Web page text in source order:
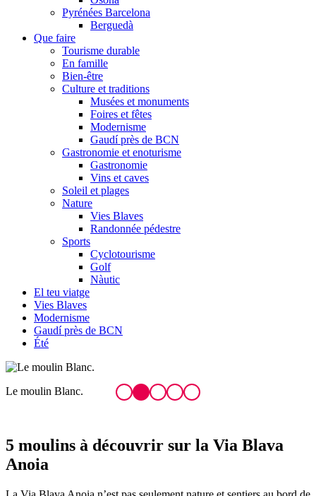
Pyrénées Barcelona
Berguedà
Que faire
Tourisme durable
En famille
Bien-être
Culture et traditions
Musées et monuments
Foires et fêtes
Modernisme
Gaudí près de BCN
Gastronomie et enoturisme
Gastronomie
Vins et caves
Soleil et plages
Nature
Vies Blaves
Randonnée pédestre
Sports
Cyclotourisme
Golf
Nàutic
El teu viatge
Vies Blaves
Modernisme
Gaudí près de BCN
Été
Le moulin des Moletons.
5 moulins à découvrir sur la Via Blava
Anoia